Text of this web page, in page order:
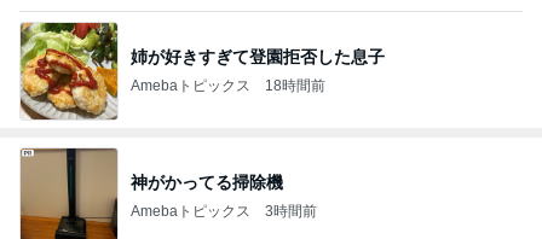
姉が好きすぎて登園拒否した息子
Amebaトピックス 18時間前
神がかってる掃除機
Amebaトピックス 3時間前